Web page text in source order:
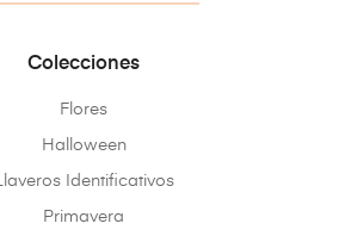
Colecciones
Flores
Halloween
Llaveros Identificativos
Primavera